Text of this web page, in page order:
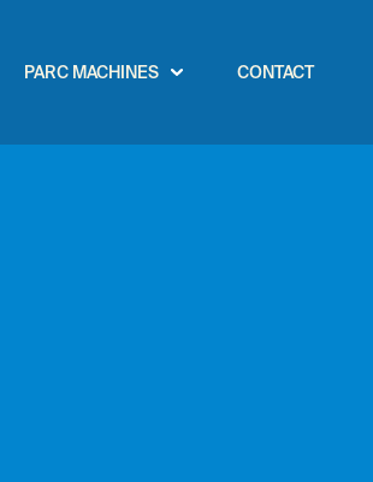
PARC MACHINES CONTACT